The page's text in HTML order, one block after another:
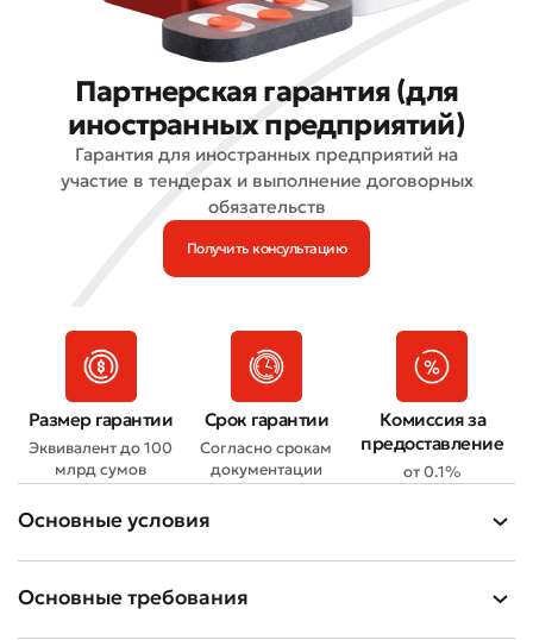
Партнерская гарантия (для
иностранных предприятий)
Гарантия для иностранных предприятий на
участие в тендерах и выполнение договорных
обязательств
Получить консультацию
Размер гарантии
Эквивалент до 100
млрд сумов
Срок гарантии
Согласно срокам
документации
Комиссия за
предоставление
от 0.1%
Основные условия
Основные требования